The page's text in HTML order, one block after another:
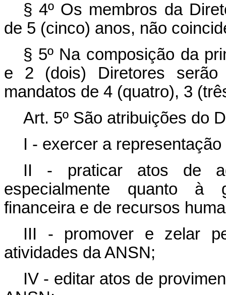
§ 4º Os membros da
de 5 (cinco) anos, não
§ 5º Na composição da
e 2 (dois) Diretores serão
mandatos de 4 (quatro), 3
Art. 5º São atribuições do
I - exercer a
II - praticar atos de
especialmente quanto à
financeira e de recursos
III - promover e zelar
atividades da ANSN;
IV - editar atos de